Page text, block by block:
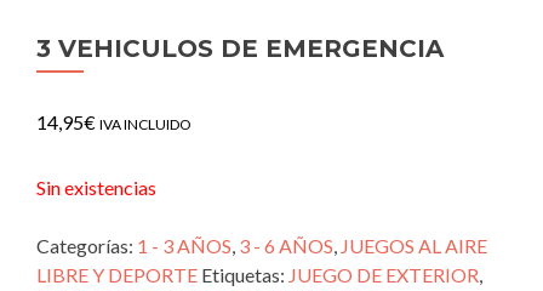
3 VEHICULOS DE EMERGENCIA
14,95€ IVA INCLUIDO
Sin existencias
Categorías: 1 - 3 AÑOS, 3 - 6 AÑOS, JUEGOS AL AIRE
LIBRE Y DEPORTE Etiquetas: JUEGO DE EXTERIOR,